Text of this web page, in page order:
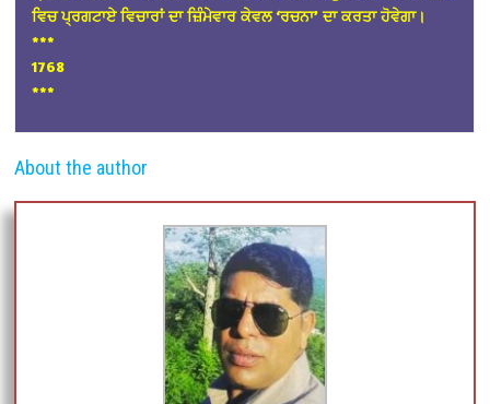
ਵਿਚ ਪ੍ਰਗਟਾਏ ਵਿਚਾਰਾਂ ਦਾ ਜ਼ਿੰਮੇਵਾਰ ਕੇਵਲ ‘ਰਚਨਾ’ ਦਾ ਕਰਤਾ ਹੋਵੇਗਾ।
***
1768
***
About the author